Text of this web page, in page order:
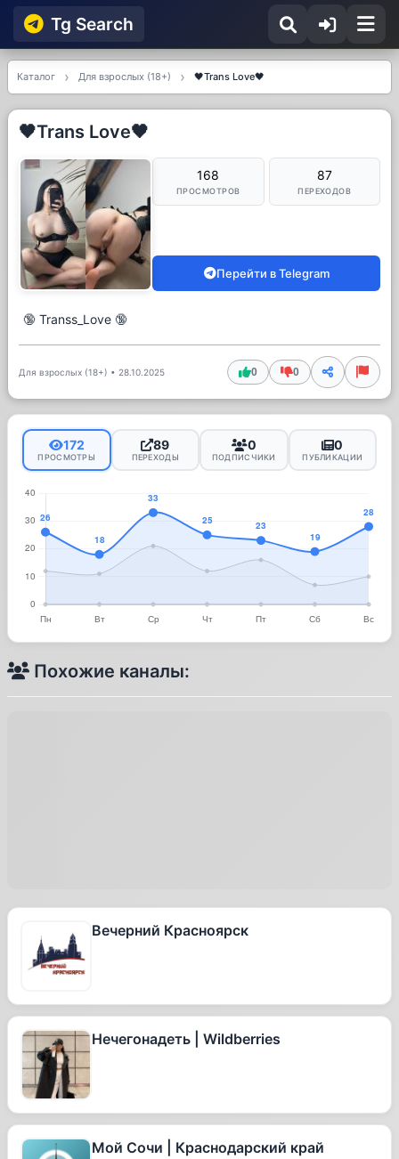
Tg Searсh
Каталог Для взрослых (18+) 🖤Trans Love🖤
🖤Trans Love🖤
168
ПРОСМОТРОВ
87
ПЕРЕХОДОВ
Перейти в Telegram
🔞 Transs_Love 🔞
Для взрослых (18+) • 28.10.2025 0 0
172
ПРОСМОТРЫ
89
ПЕРЕХОДЫ
0
ПОДПИСЧИКИ
0
ПУБЛИКАЦИИ
Похожие каналы:
Вечерний Красноярск
Нечегонадеть | Wildberries
Мой Сочи | Краснодарский край